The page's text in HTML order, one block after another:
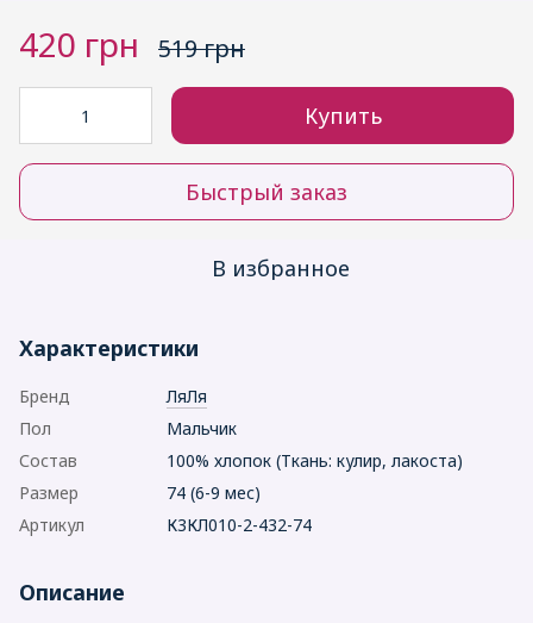
420 грн 519 грн
Купить
Быстрый заказ
В избранное
Характеристики
Бренд
ЛяЛя
Пол
Мальчик
Состав
100% хлопок (Ткань: кулир, лакоста)
Размер
74 (6-9 мес)
Артикул
К3КЛ010-2-432-74
Описание